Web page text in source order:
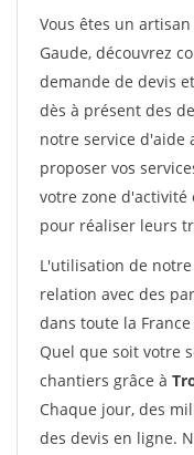
Vous êtes un
Gaude, découvrez
demande de devis
dès à présent des
notre service d'aide
proposer vos
votre zone
pour réaliser leurs
L'utilisation de
relation avec des
dans toute la
Quel que soit votre
chantiers grâce à
Chaque jour, des
des devis en ligne.